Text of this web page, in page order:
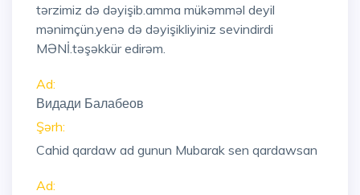
tərzimiz də dəyişib.amma mükəmməl deyil
mənimçün.yenə də dəyişikliyiniz sevindirdi
MƏNİ.təşəkkür edirəm.
Ad:
Видади Балабеов
Şərh:
Cahid qardaw ad gunun Mubarak sen qardawsan
Ad: